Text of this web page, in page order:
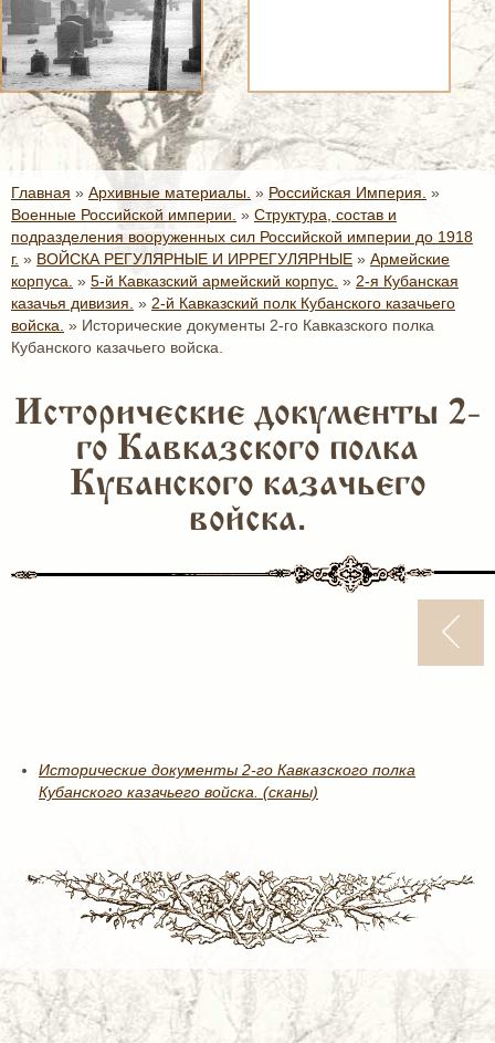
Главная » Архивные материалы. » Российская Империя. »
Военные Российской империи. » Структура, состав и
подразделения вооруженных сил Российской империи до 1918
г. » ВОЙСКА РЕГУЛЯРНЫЕ И ИРРЕГУЛЯРНЫЕ » Армейские
корпуса. » 5-й Кавказский армейский корпус. » 2-я Кубанская
казачья дивизия. » 2-й Кавказский полк Кубанского казачьего
войска. » Исторические документы 2-го Кавказского полка
Кубанского казачьего войска.
Исторические документы 2-
го Кавказского полка
Кубанского казачьего
войска.
Исторические документы 2-го Кавказского полка
Кубанского казачьего войска. (сканы)